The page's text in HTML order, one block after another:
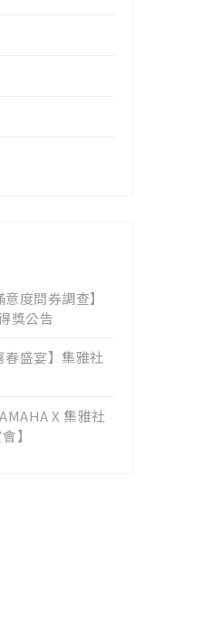
度問券調查】
獎公告
春盛宴】集雅社
X 集雅社
】